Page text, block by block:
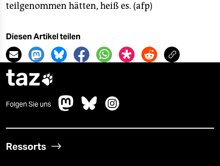
verlag
verlag
veranstaltungen
shop
unterstützen
abo
genossenschaft
teilgenommen hätten, heiß es. (afp)
Diesen Artikel teilen
taz
Folgen Sie uns
Ressorts